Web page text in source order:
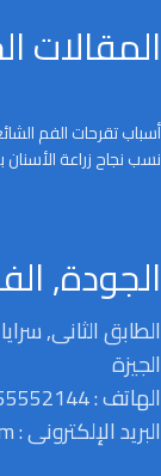
المقالات
أسباب تقرحات الفم
نسب نجاح زراعة الأسنان
الجودة,
الطابق الثانى,
الجيزة
الهاتف : 01055552144
البريد الإلكترونى : dooctorahmed567@gmail.com